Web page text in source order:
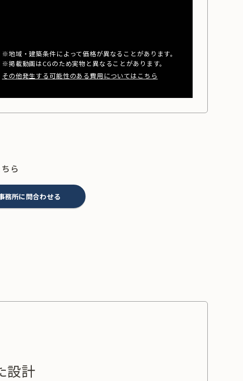
※地域・建築条件によって価格が異なることがあります。
※掲載動画はCGのため実物と異なることがあります。
その他発生する可能性のある費用についてはこちら
ら
務所に問合わせる
設計